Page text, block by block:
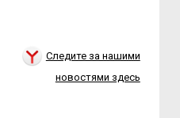
Следите за нашими
новостями здесь